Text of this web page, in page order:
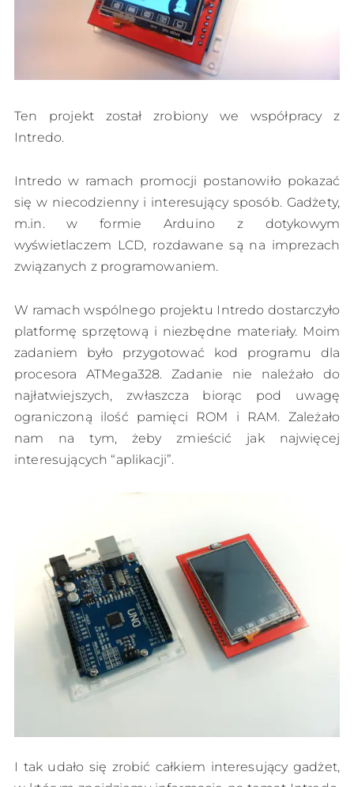
Ten projekt został zrobiony we współpracy z
Intredo.
Intredo w ramach promocji postanowiło pokazać
się w niecodzienny i interesujący sposób. Gadżety,
m.in. w formie Arduino z dotykowym
wyświetlaczem LCD, rozdawane są na imprezach
związanych z programowaniem.
W ramach wspólnego projektu Intredo dostarczyło
platformę sprzętową i niezbędne materiały. Moim
zadaniem było przygotować kod programu dla
procesora ATMega328. Zadanie nie należało do
najłatwiejszych, zwłaszcza biorąc pod uwagę
ograniczoną ilość pamięci ROM i RAM. Zależało
nam na tym, żeby zmieścić jak najwięcej
interesujących “aplikacji”.
I tak udało się zrobić całkiem interesujący gadżet,